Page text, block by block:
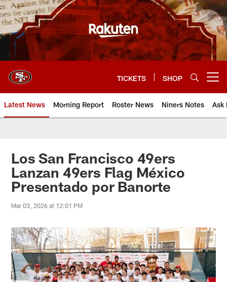
Skip
to
main
content
TICKETS SHOP
Latest News Morning Report Roster News Niners Notes Ask
Los San Francisco 49ers
Lanzan 49ers Flag México
Presentado por Banorte
Mar 03, 2026 at 12:01 PM